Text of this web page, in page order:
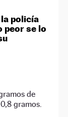
policía
peor se lo
de
gramos.